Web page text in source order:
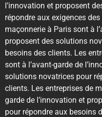
l’innovation et proposent
répondre aux exigences
maçonnerie à Paris sont à
proposent des solutions
besoins des clients. Les
sont à l’avant-garde de
solutions novatrices pour
clients. Les entreprises de
garde de l’innovation et
pour répondre aux besoins